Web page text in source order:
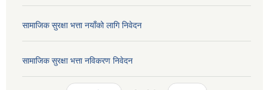
सामाजिक सुरक्षा भत्ता नयाँको लागि निवेदन
सामाजिक सुरक्षा भत्ता नविकरण निवेदन